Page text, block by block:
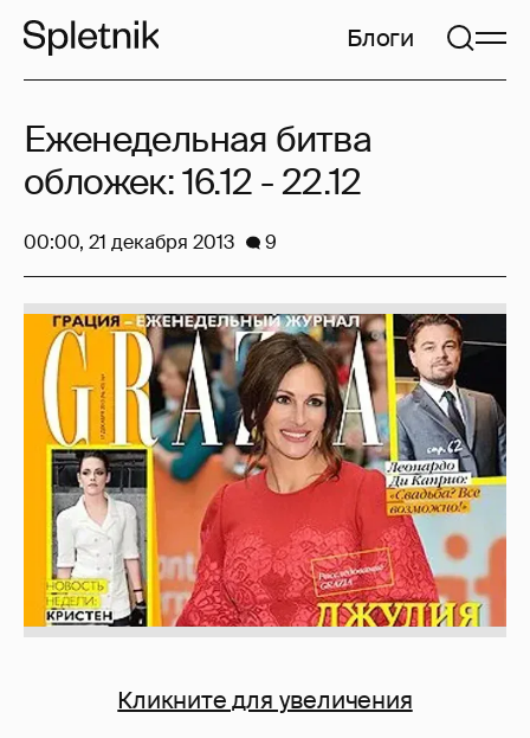
Блоги
Кликните для увеличения
Еженедельная битва
обложек: 16.12 - 22.12
00:00, 21 декабря 2013 9